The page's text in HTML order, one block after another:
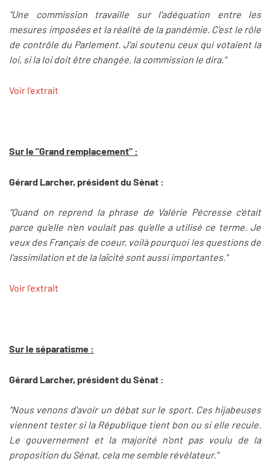
"Une commission travaille sur l'adéquation entre les
mesures imposées et la réalité de la pandémie. C'est le rôle
de contrôle du Parlement. J'ai soutenu ceux qui votaient la
loi, si la loi doit être changée, la commission le dira."
Voir l'extrait
Sur le "Grand remplacement" :
Gérard Larcher, président du Sénat :
"Quand on reprend la phrase de Valérie Pécresse c'était
parce qu'elle n'en voulait pas qu'elle a utilisé ce terme. Je
veux des Français de coeur, voilà pourquoi les questions de
l'assimilation et de la laïcité sont aussi importantes."
Voir l'extrait
Sur le séparatisme :
Gérard Larcher, président du Sénat :
"Nous venons d'avoir un débat sur le sport. Ces hijabeuses
viennent tester si la République tient bon ou si elle recule.
Le gouvernement et la majorité n'ont pas voulu de la
proposition du Sénat, cela me semble révélateur."